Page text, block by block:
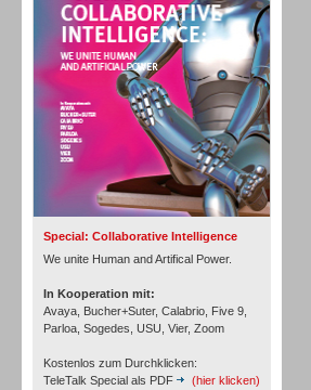
Special: Collaborative Intelligence
We unite Human and Artifical Power.
In Kooperation mit:
Avaya, Bucher+Suter, Calabrio, Five 9,
Parloa, Sogedes, USU, Vier, Zoom
Kostenlos zum Durchklicken:
TeleTalk Special als PDF
(hier klicken)
Personal
Inbound